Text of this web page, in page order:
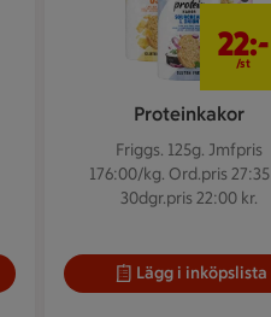
Proteinkakor
Friggs. 125g. Jmfpris
176:00/kg. Ord.pris 27:35
30dgr.pris 22:00 kr.
22:-
/st
Lägg i inköpslista